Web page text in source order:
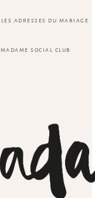
LES ADRESSES DU MARIAGE
MADAME SOCIAL CLUB